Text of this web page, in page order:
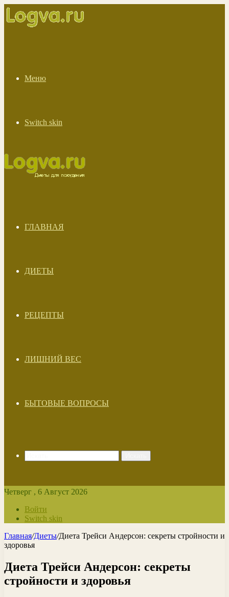
Меню
Switch skin
ГЛАВНАЯ
ДИЕТЫ
РЕЦЕПТЫ
ЛИШНИЙ ВЕС
БЫТОВЫЕ ВОПРОСЫ
Четверг , 6 Август 2026
Войти
Switch skin
Главная/Диеты/Диета Трейси Андерсон: секреты стройности и
здоровья
Диета Трейси Андерсон: секреты
стройности и здоровья